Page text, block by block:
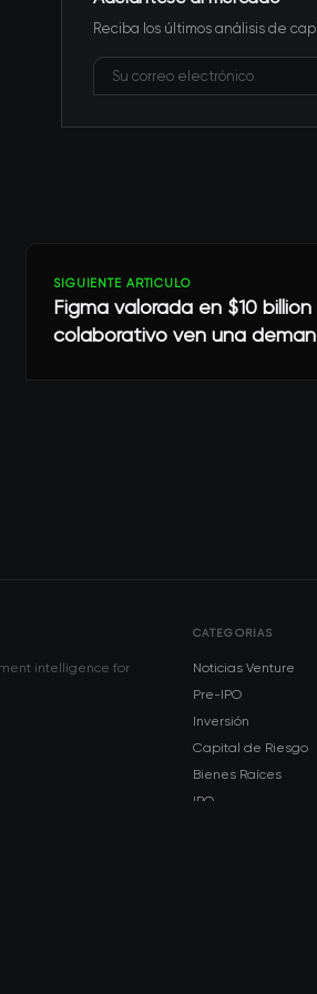
Reciba los últimos análisis de
SIGUIENTE ARTÍCULO
Figma valorada en $10
colaborativo ven una
intelligence for
CATEGORÍAS
Noticias Venture
Pre-IPO
Inversión
Capital de Riesgo
Bienes Raíces
IPO